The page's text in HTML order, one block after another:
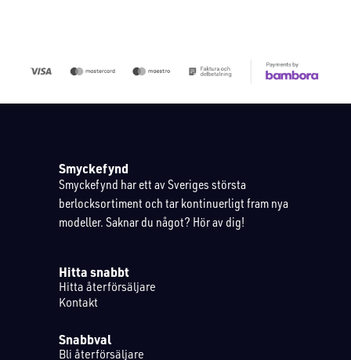
Smyckefynd
Smyckefynd har ett av Sveriges största
berlocksortiment och tar kontinuerligt fram nya
modeller. Saknar du något? Hör av dig!
Hitta snabbt
Hitta återförsäljare
Kontakt
Snabbval
Bli återförsäljare